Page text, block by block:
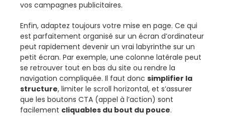
vos campagnes publicitaires.
Enfin, adaptez toujours votre mise en page. Ce qui
est parfaitement organisé sur un écran d’ordinateur
peut rapidement devenir un vrai labyrinthe sur un
petit écran. Par exemple, une colonne latérale peut
se retrouver tout en bas du site ou rendre la
navigation compliquée. Il faut donc simplifier la
structure, limiter le scroll horizontal, et s’assurer
que les boutons CTA (appel à l’action) sont
facilement cliquables du bout du pouce.